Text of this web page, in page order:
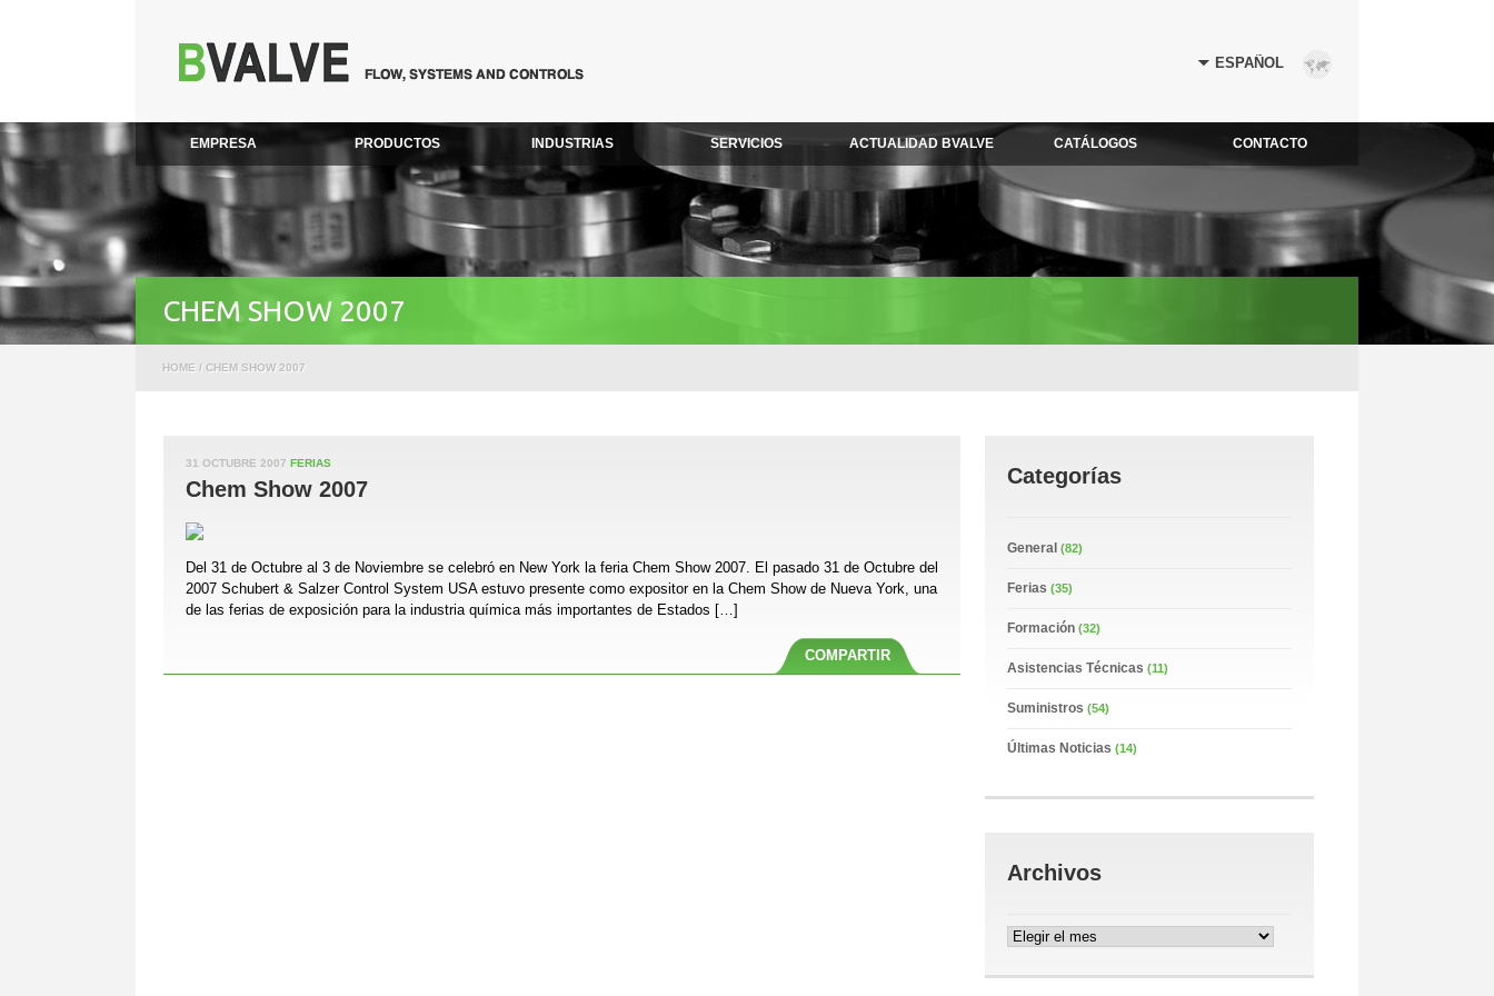
EMPRESA PRODUCTOS INDUSTRIAS SERVICIOS ACTUALIDAD BVALVE CATÁLOGOS CONTACTO
CHEM SHOW 2007
HOME / CHEM SHOW 2007
31 OCTUBRE 2007 FERIAS
Chem Show 2007
Del 31 de Octubre al 3 de Noviembre se celebró en New York la feria Chem Show 2007. El pasado 31 de Octubre del
2007 Schubert & Salzer Control System USA estuvo presente como expositor en la Chem Show de Nueva York, una
de las ferias de exposición para la industria química más importantes de Estados […]
COMPARTIR
Categorías
General (82)
Ferias (35)
Formación (32)
Asistencias Técnicas (11)
Suministros (54)
Últimas Noticias (14)
Archivos
Archivos